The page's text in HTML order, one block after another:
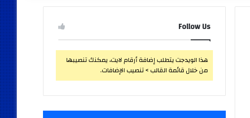
Follow Us
هذا الويدجت يتطلب إضافة أرقام لايت، يمكنك تنصيبها
من خلال قائمة القالب > تنصيب الإضافات.